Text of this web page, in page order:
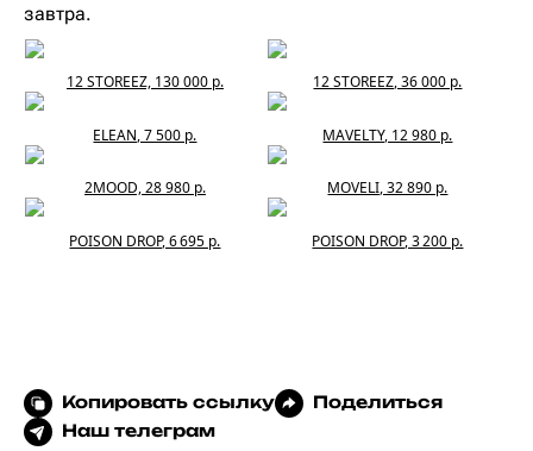
завтра.
12 STOREEZ, 130 000 р. 12 STOREEZ, 36 000 р.
ELEAN, 7 500 р. MAVELTY, 12 980 р.
2MOOD, 28 980 р. MOVELI, 32 890 р.
POISON DROP, 6 695 р. POISON DROP, 3 200 р.
Копировать ссылку
Поделиться
Наш телеграм